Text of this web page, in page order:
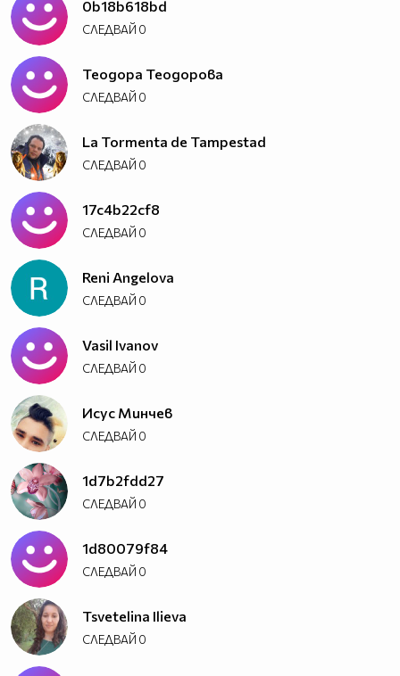
0b18b618bd
СЛЕДВАЙ 0
Теодора Теодорова
СЛЕДВАЙ 0
La Tormenta de Tampestad
СЛЕДВАЙ 0
17c4b22cf8
СЛЕДВАЙ 0
Reni Angelova
СЛЕДВАЙ 0
Vasil Ivanov
СЛЕДВАЙ 0
Исус Минчев
СЛЕДВАЙ 0
1d7b2fdd27
СЛЕДВАЙ 0
1d80079f84
СЛЕДВАЙ 0
Tsvetelina Ilieva
СЛЕДВАЙ 0